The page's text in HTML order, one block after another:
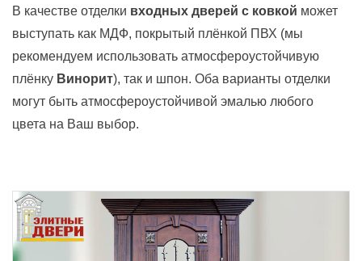
В качестве отделки входных дверей с ковкой может
выступать как МДФ, покрытый плёнкой ПВХ (мы
рекомендуем использовать атмосфероустойчивую
плёнку Винорит), так и шпон. Оба варианты отделки
могут быть атмосфероустойчивой эмалью любого
цвета на Ваш выбор.